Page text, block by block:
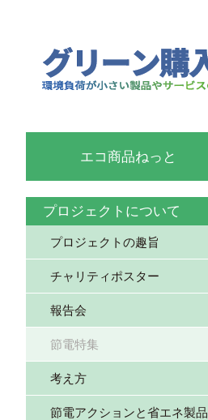
エコ商品ねっと
プロジェクトについて
プロジェクトの趣旨
チャリティポスター
報告会
節電特集
考え方
節電アクションと省エネ製品